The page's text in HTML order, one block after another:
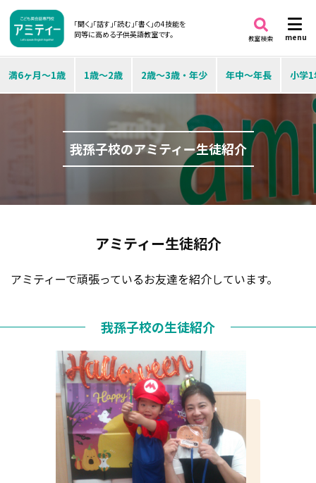
「聞く」「話す」「読む」「書く」の4技能を
同等に高める子供英語教室です。
menu
教室検索
満6ヶ月～1歳 1歳～2歳 2歳～3歳・年少 年中～年長 小学
我孫子校のアミティー生徒紹介
アミティー生徒紹介
アミティーで頑張っているお友達を紹介しています。
我孫子校の生徒紹介